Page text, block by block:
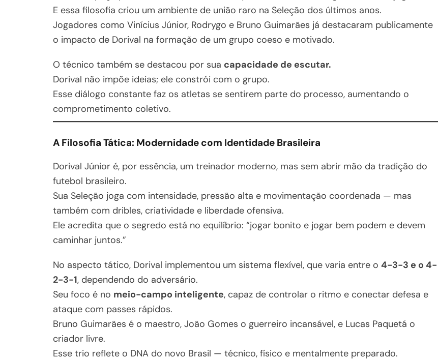
E essa filosofia criou um ambiente de união raro na Seleção dos últimos anos.
Jogadores como Vinícius Júnior, Rodrygo e Bruno Guimarães já destacaram publicamente
o impacto de Dorival na formação de um grupo coeso e motivado.
O técnico também se destacou por sua capacidade de escutar.
Dorival não impõe ideias; ele constrói com o grupo.
Esse diálogo constante faz os atletas se sentirem parte do processo, aumentando o
comprometimento coletivo.
A Filosofia Tática: Modernidade com Identidade Brasileira
Dorival Júnior é, por essência, um treinador moderno, mas sem abrir mão da tradição do
futebol brasileiro.
Sua Seleção joga com intensidade, pressão alta e movimentação coordenada — mas
também com dribles, criatividade e liberdade ofensiva.
Ele acredita que o segredo está no equilíbrio: “jogar bonito e jogar bem podem e devem
caminhar juntos.”
No aspecto tático, Dorival implementou um sistema flexível, que varia entre o 4-3-3 e o 4-
2-3-1, dependendo do adversário.
Seu foco é no meio-campo inteligente, capaz de controlar o ritmo e conectar defesa e
ataque com passes rápidos.
Bruno Guimarães é o maestro, João Gomes o guerreiro incansável, e Lucas Paquetá o
criador livre.
Esse trio reflete o DNA do novo Brasil — técnico, físico e mentalmente preparado.